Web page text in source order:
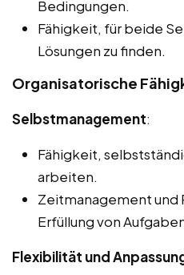
Bedingungen.
Fähigkeit, für beide
Lösungen zu finden.
Organisatorische
Selbstmanagement:
Fähigkeit,
arbeiten.
Zeitmanagement und
Erfüllung von
Flexibilität und